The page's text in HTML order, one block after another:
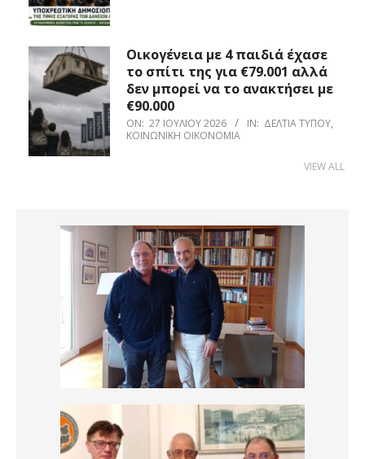
Οικογένεια με 4 παιδιά έχασε
το σπίτι της για €79.001 αλλά
δεν μπορεί να το ανακτήσει με
€90.000
ON: 27 ΙΟΥΛΊΟΥ 2026 IN: ΔΕΛΤΊΑ ΤΎΠΟΥ,
ΚΟΙΝΩΝΙΚΉ ΟΙΚΟΝΟΜΊΑ
VIEW ALL